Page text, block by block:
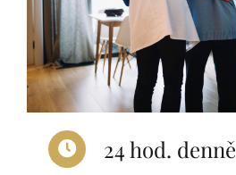
24 hod. denně